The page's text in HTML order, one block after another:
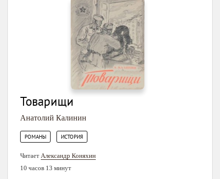
Товарищи
Анатолий Калинин
РОМАНЫ ИСТОРИЯ
Читает Александр Коняхин
10 часов 13 минут